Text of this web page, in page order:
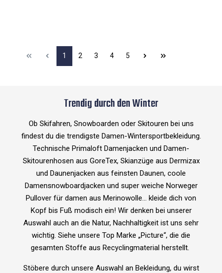
1 2 3 4 5
Trendig durch den Winter
Ob Skifahren, Snowboarden oder Skitouren bei uns
findest du die trendigste Damen-Wintersportbekleidung.
Technische Primaloft Damenjacken und Damen-
Skitourenhosen aus GoreTex, Skianzüge aus Dermizax
und Daunenjacken aus feinsten Daunen, coole
Damensnowboardjacken und super weiche Norweger
Pullover für damen aus Merinowolle… kleide dich von
Kopf bis Fuß modisch ein! Wir denken bei unserer
Auswahl auch an die Natur, Nachhaltigkeit ist uns sehr
wichtig. Siehe unsere Top Marke „Picture“, die die
gesamten Stoffe aus Recyclingmaterial herstellt.
Stöbere durch unsere Auswahl an Bekleidung, du wirst